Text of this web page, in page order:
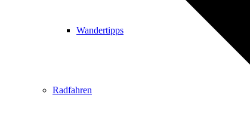
Wandertipps
Radfahren